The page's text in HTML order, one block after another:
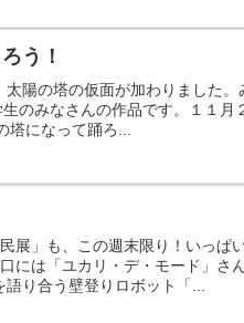
う！
陽の塔の仮面が加わりました
のみなさんの作品です。１１月
塔になって踊ろ...
展」も、この週末限り！いっぱ
には「ユカリ・デ・モード」さ
り合う壁登りロボット「...